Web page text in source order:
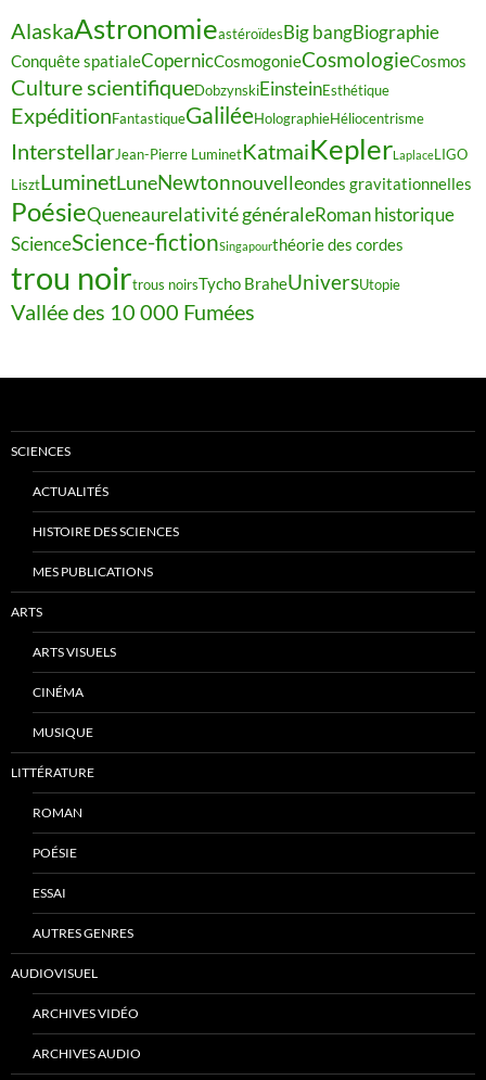
AlaskaAstronomieastéroïdes Big bangBiographie
Conquête spatialeCopernicCosmogonieCosmologieCosmos
Culture scientifiqueDobzynskiEinsteinEsthétique
ExpéditionFantastiqueGaliléeHolographieHéliocentrisme
InterstellarJean-Pierre LuminetKatmaiKeplerLaplaceLIGO
LisztLuminetLuneNewtonnouvelleondes gravitationnelles
PoésieQueneaurelativité généraleRoman historique
ScienceScience-fictionSingapourthéorie des cordes
trou noirtrous noirsTycho BraheUniversUtopie
Vallée des 10 000 Fumées
SCIENCES
ACTUALITÉS
HISTOIRE DES SCIENCES
MES PUBLICATIONS
ARTS
ARTS VISUELS
CINÉMA
MUSIQUE
LITTÉRATURE
ROMAN
POÉSIE
ESSAI
AUTRES GENRES
AUDIOVISUEL
ARCHIVES VIDÉO
ARCHIVES AUDIO